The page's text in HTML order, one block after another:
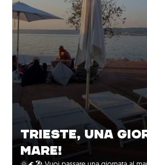
TRIESTE, UNA
MARE!